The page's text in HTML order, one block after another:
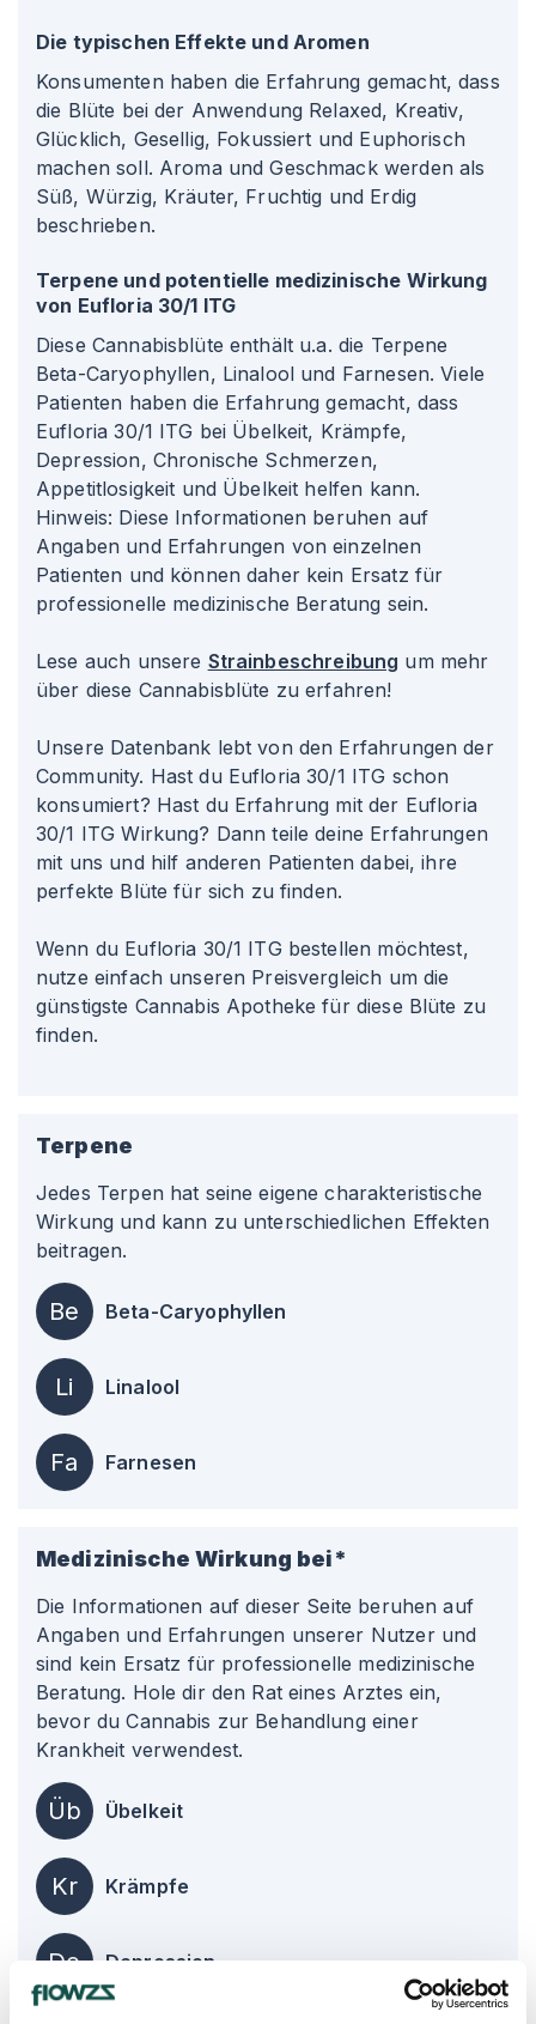
Die typischen Effekte und Aromen
Konsumenten haben die Erfahrung gemacht, dass
die Blüte bei der Anwendung Relaxed, Kreativ,
Glücklich, Gesellig, Fokussiert und Euphorisch
machen soll. Aroma und Geschmack werden als
Süß, Würzig, Kräuter, Fruchtig und Erdig
beschrieben.
Terpene und potentielle medizinische Wirkung
von Eufloria 30/1 ITG
Diese Cannabisblüte enthält u.a. die Terpene
Beta-Caryophyllen, Linalool und Farnesen. Viele
Patienten haben die Erfahrung gemacht, dass
Eufloria 30/1 ITG bei Übelkeit, Krämpfe,
Depression, Chronische Schmerzen,
Appetitlosigkeit und Übelkeit helfen kann.
Hinweis: Diese Informationen beruhen auf
Angaben und Erfahrungen von einzelnen
Patienten und können daher kein Ersatz für
professionelle medizinische Beratung sein.
Lese auch unsere Strainbeschreibung um mehr
über diese Cannabisblüte zu erfahren!
Unsere Datenbank lebt von den Erfahrungen der
Community. Hast du Eufloria 30/1 ITG schon
konsumiert? Hast du Erfahrung mit der Eufloria
30/1 ITG Wirkung? Dann teile deine Erfahrungen
mit uns und hilf anderen Patienten dabei, ihre
perfekte Blüte für sich zu finden.
Wenn du Eufloria 30/1 ITG bestellen möchtest,
nutze einfach unseren Preisvergleich um die
günstigste Cannabis Apotheke für diese Blüte zu
finden.
Terpene
Jedes Terpen hat seine eigene charakteristische
Wirkung und kann zu unterschiedlichen Effekten
beitragen.
Be Beta-Caryophyllen
Li Linalool
Fa Farnesen
Medizinische Wirkung bei*
Die Informationen auf dieser Seite beruhen auf
Angaben und Erfahrungen unserer Nutzer und
sind kein Ersatz für professionelle medizinische
Beratung. Hole dir den Rat eines Arztes ein,
bevor du Cannabis zur Behandlung einer
Krankheit verwendest.
Üb Übelkeit
Kr Krämpfe
De Depression